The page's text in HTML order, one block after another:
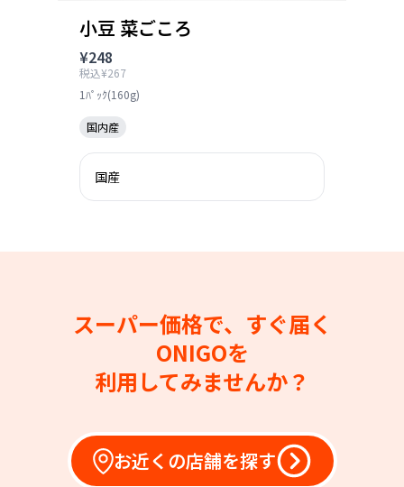
小豆 菜ごころ
¥248
税込¥267
1ﾊﾟｯｸ(160g)
国内産
国産
スーパー価格で、すぐ届く
ONIGOを
利用してみませんか？
お近くの店舗を探す